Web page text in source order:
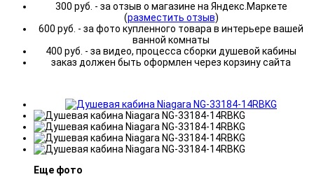
300 руб. - за отзыв о магазине на Яндекс.Маркете
(разместить отзыв)
600 руб. - за фото купленного товара в интерьере вашей
ванной комнаты
400 руб. - за видео, процесса сборки душевой кабины
заказ должен быть оформлен через корзину сайта
Еще фото